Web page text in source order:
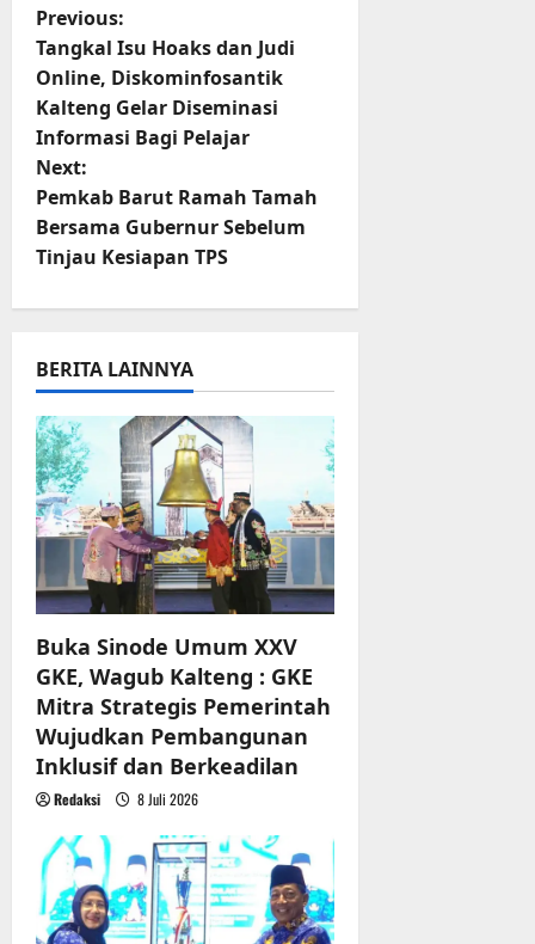
P
o
s
t
n
a
i
g
a
t
i
o
n
Previous:
Tangkal Isu Hoaks dan Judi
Online, Diskominfosantik
Kalteng Gelar Diseminasi
Informasi Bagi Pelajar
Next:
Pemkab Barut Ramah Tamah
Bersama Gubernur Sebelum
Tinjau Kesiapan TPS
BERITA LAINNYA
Buka Sinode Umum XXV
GKE, Wagub Kalteng : GKE
Mitra Strategis Pemerintah
Wujudkan Pembangunan
Inklusif dan Berkeadilan
Redaksi 8 Juli 2026